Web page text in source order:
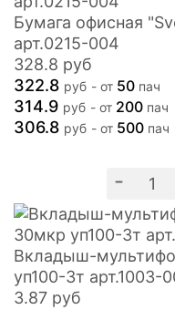
Бумага офисная
арт.0215-004
328.8 руб
322.8 руб - от 50 пач
314.9 руб - от 200 пач
306.8 руб - от 500 пач
-
Вкладыш-
уп100-3т арт.1003-
3.87 руб